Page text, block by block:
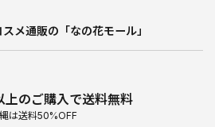
メ通販の「なの花モール」
のご購入で送料無料
は送料50%OFF